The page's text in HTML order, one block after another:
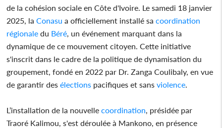
de la cohésion sociale en Côte d'Ivoire. Le samedi 18 janvier
2025, laConasu a officiellement installé sa coordination
régionale du Béré , un événement marquant dans la
dynamique de ce mouvement citoyen. Cette initiative
s'inscrit dans le cadre de la politique de dynamisation du
groupement, fondé en 2022 par Dr. Zanga Coulibaly, en vue
de garantir des élections pacifiques et sans violence
L’installation de la nouvelle coordination , présidée par
Traoré Kalimou, s'est déroulée à Mankono, en présence